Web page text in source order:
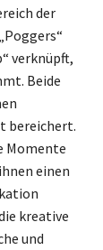
der
verknüpft,
Beide
bereichert.
Momente
einen
kreative
und